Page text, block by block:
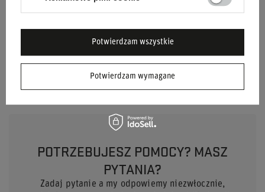
Materiał Inny
Marka Sparco
Kolor Czarny
POTRZEBUJESZ POMOCY? MASZ
PYTANIA?
Zadaj pytanie a my odpowiemy niezwłocznie,
Potwierdzam wymagane
Potwierdzam wszystkie